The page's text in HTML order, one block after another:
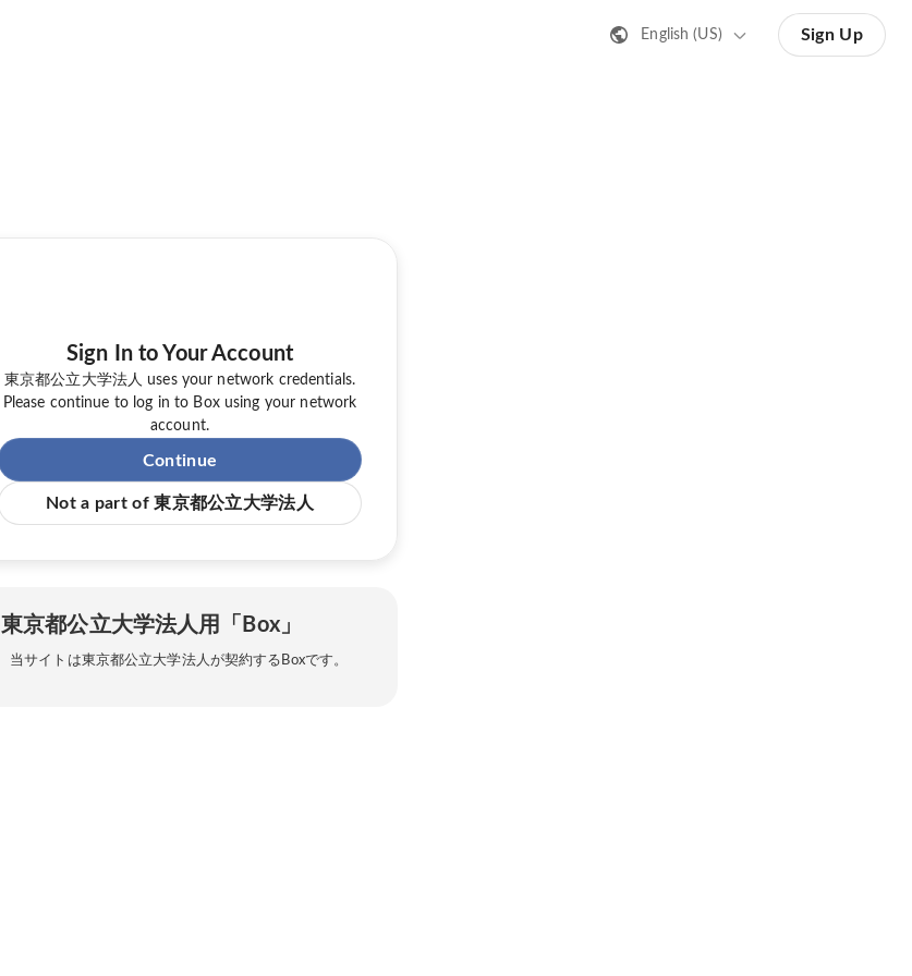
English (US) Sign Up
Sign In to Your Account
東京都公立大学法人 uses your network credentials.
Please continue to log in to Box using your network
account.
Continue
Not a part of 東京都公立大学法人
東京都公立大学法人用「Box」
当サイトは東京都公立大学法人が契約するBoxです。